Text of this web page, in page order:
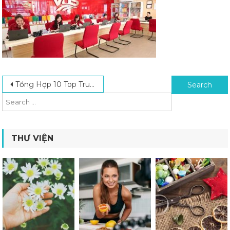
Post navigation
Tổng Hợp 10 Top Trung Tâm Tiếng Anh Cho Người Đi Làm Chất Lượng Nhất Search for:
THƯ VIỆN